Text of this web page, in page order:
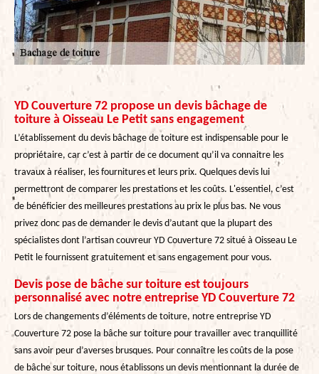
YD Couverture 72 propose un devis bâchage de
toiture à Oisseau Le Petit sans engagement
L’établissement du devis bâchage de toiture est indispensable pour le
propriétaire, car c’est à partir de ce document qu’il va connaitre les
travaux à réaliser, les fournitures et leurs prix. Quelques devis lui
permettront de comparer les prestations et les coûts. L'essentiel, c’est
de bénéficier des meilleures prestations au prix le plus bas. Ne vous
privez donc pas de demander le devis d’autant que la plupart des
spécialistes dont l’artisan couvreur YD Couverture 72 situé à Oisseau Le
Petit le fournissent gratuitement et sans engagement pour vous.
Devis pose de bâche sur toiture est toujours
personnalisé avec notre entreprise YD Couverture 72
Lors de changements d’éléments de toiture, notre entreprise YD
Couverture 72 pose la bâche sur toiture pour travailler avec tranquillité
sans avoir peur d’averses brusques. Pour connaître les coûts de la pose
de bâche sur toiture, nous établissons un devis mentionnant la durée de